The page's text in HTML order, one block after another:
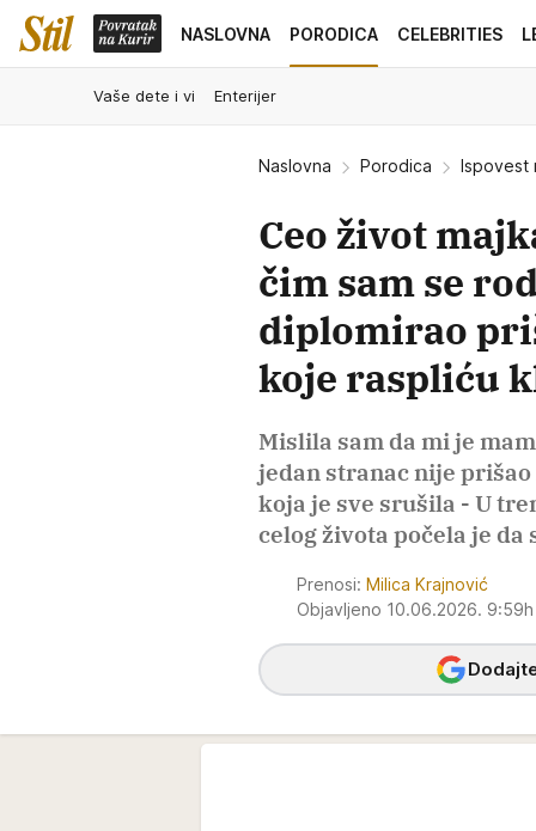
NASLOVNA PORODICA
Vaše dete i vi Enterijer
CELEBRITIES
Naslovna Porodica Ispovest
Ceo život
čim sam se
diplomirao
koje raspliću
Mislila sam da mi je
jedan stranac nije
koja je sve srušila - U
celog života počela je da
Prenosi: Milica Krajnović
Objavljeno 10.06.2026. 9:59h